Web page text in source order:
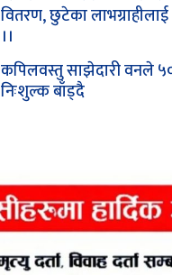
वितरण, छुटेका
।।
कपिलवस्तु साझेदारी वनले
निःशुल्क बाँड्दै